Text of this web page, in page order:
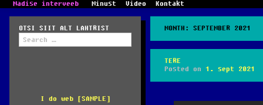
Madise interveeb Minust Video Kontakt
OTSI SIIT ALT LAHTRIST
Search
for:
I do web [SAMPLE]
MONTH: SEPTEMBER 2021
TERE
Posted on 1. sept 2021